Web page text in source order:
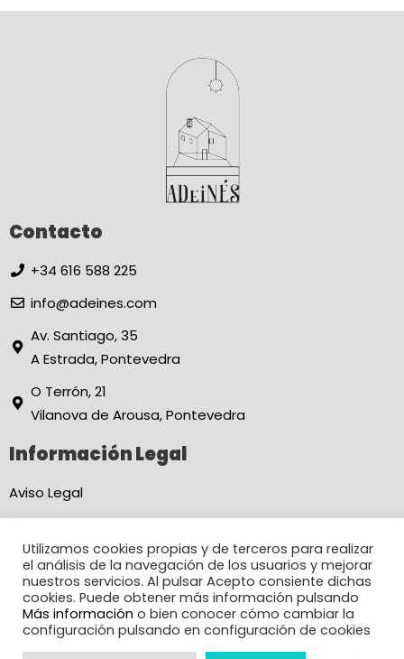
Contacto
+34 616 588 225
info@adeines.com
Av. Santiago, 35
A Estrada, Pontevedra
O Terrón, 21
Vilanova de Arousa, Pontevedra
Información Legal
Aviso Legal
Política de Privacidad
Condiciones de Reserva Online
Declaración de Accesibilidad
Política de Cookies
Utilizamos cookies propias y de terceros para realizar
el análisis de la navegación de los usuarios y mejorar
nuestros servicios. Al pulsar Acepto consiente dichas
cookies. Puede obtener más información pulsando
Más información o bien conocer cómo cambiar la
configuración pulsando en configuración de cookies